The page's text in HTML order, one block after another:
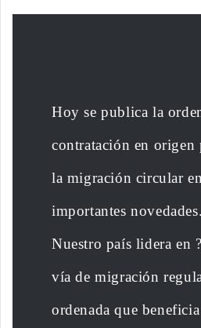
Hoy se publica la
contratación en origen
la migración circular
importantes novedades.
Nuestro país lidera en
vía de migración
ordenada que